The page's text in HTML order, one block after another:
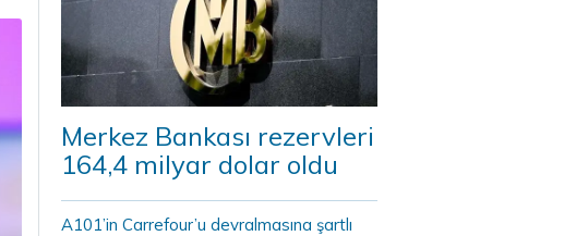
Merkez Bankası rezervleri
164,4 milyar dolar oldu
A101’in Carrefour’u devralmasına şartlı